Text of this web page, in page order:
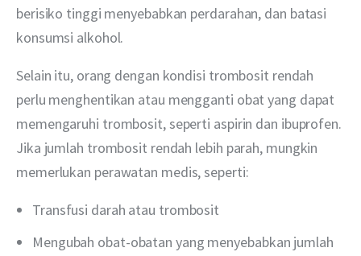
berisiko tinggi menyebabkan perdarahan, dan batasi
konsumsi alkohol.
Selain itu, orang dengan kondisi trombosit rendah
perlu menghentikan atau mengganti obat yang dapat
memengaruhi trombosit, seperti aspirin dan ibuprofen.
Jika jumlah trombosit rendah lebih parah, mungkin
memerlukan perawatan medis, seperti:
Transfusi darah atau trombosit
Mengubah obat-obatan yang menyebabkan jumlah